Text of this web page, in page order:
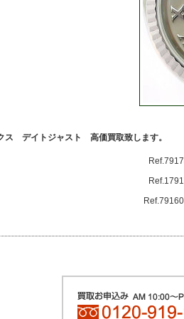
ス デイトジャスト 高価買取致します。